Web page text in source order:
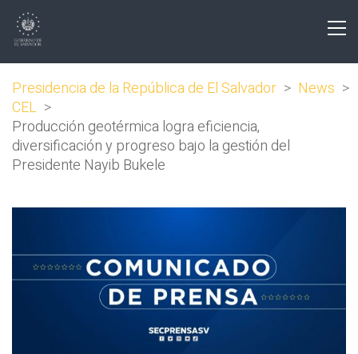
Presidencia de la República de El Salvador > News >
CEL >
Producción geotérmica logra eficiencia,
diversificación y progreso bajo la gestión del
Presidente Nayib Bukele